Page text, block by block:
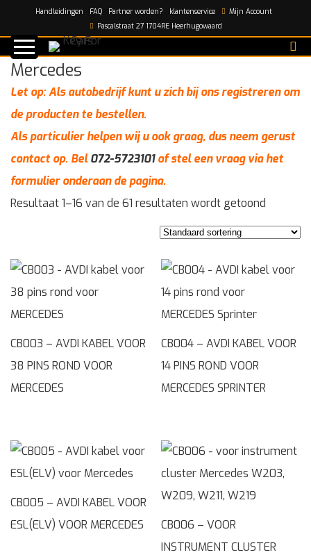
Handleidingen FAQ Partner worden? klantenservice
Mijn Account
Pascalstraat 27 1704RE Heerhugowaard
Home/Mercedes
Mercedes
Let op: Als autobedrijf kunt u zich bij ons registreren om
de producten te bestellen.
Als particulier helpen wij u ook graag, dus neem gerust
contact op. Bel072-5723101of stel een vraag via het
formulier onderaan de pagina.
Resultaat 1–16 van de 61 resultaten wordt getoond
CB003 – AVDI KABEL VOOR
38 PINS ROND VOOR
MERCEDES
CB004 – AVDI KABEL VOOR
14 PINS ROND VOOR
MERCEDES SPRINTER
CB005 – AVDI KABEL VOOR
ESL(ELV) VOOR MERCEDES
CB006 – VOOR
INSTRUMENT CLUSTER